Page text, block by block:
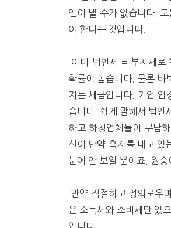
인이 낼 수가 없습니다. 모
야 한다는 것입니다.
아마 법인세 = 부자세로
확률이 높습니다. 물론 바
지는 세금입니다. 기업 입
습니다. 쉽게 말해서 법인
하고 하청업체들이 부담
신이 만약 흑자를 내고 있
눈에 안 보일 뿐이죠. 원
만약 적절하고 정의로우
은 소득세와 소비세만 있